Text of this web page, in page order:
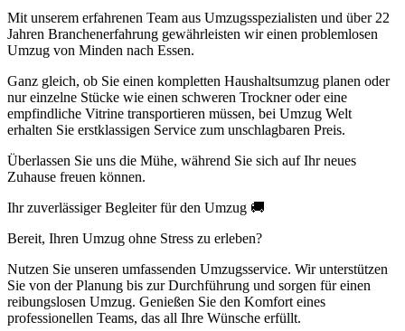
Mit unserem erfahrenen Team aus Umzugsspezialisten und über 22
Jahren Branchenerfahrung gewährleisten wir einen problemlosen
Umzug von Minden nach Essen.
Ganz gleich, ob Sie einen kompletten Haushaltsumzug planen oder
nur einzelne Stücke wie einen schweren Trockner oder eine
empfindliche Vitrine transportieren müssen, bei Umzug Welt
erhalten Sie erstklassigen Service zum unschlagbaren Preis.
Überlassen Sie uns die Mühe, während Sie sich auf Ihr neues
Zuhause freuen können.
Ihr zuverlässiger Begleiter für den Umzug 🚚
Bereit, Ihren Umzug ohne Stress zu erleben?
Nutzen Sie unseren umfassenden Umzugsservice. Wir unterstützen
Sie von der Planung bis zur Durchführung und sorgen für einen
reibungslosen Umzug. Genießen Sie den Komfort eines
professionellen Teams, das all Ihre Wünsche erfüllt.